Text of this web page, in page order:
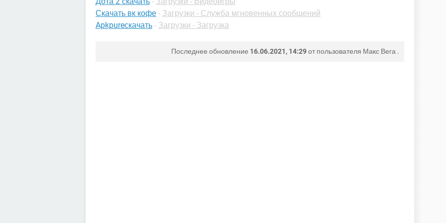
Скачать вк кофе - Загрузки - Служба мгновенных сообщений
Apkpureскачать - Загрузки - Загрузка
Последнее обновление 16.06.2021, 14:29от пользователя Макс Вега .